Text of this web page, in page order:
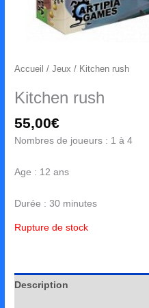
Accueil /Jeux / Kitchen rush
Kitchen rush
55,00€
Nombres de joueurs : 1 à 4
Age : 12 ans
Durée : 30 minutes
Rupture de stock
Description